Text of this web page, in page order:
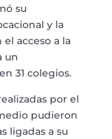
su
y la
acceso a la
un
31 colegios.
por el
pudieron
ligadas a su